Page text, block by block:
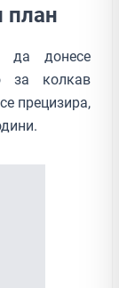
план
да донесе
за колкав
прецизира,